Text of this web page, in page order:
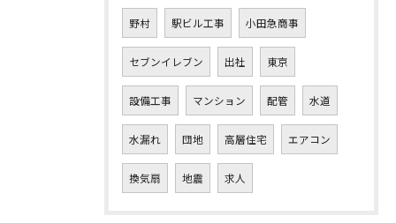
野村 駅ビル工事 小田急商事
セブンイレブン 出社 東京
設備工事 マンション 配管 水道
水漏れ 団地 高層住宅 エアコン
換気扇 地震 求人